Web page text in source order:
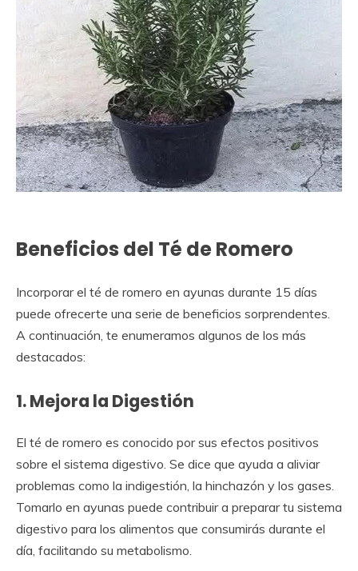
Beneficios del Té de Romero
Incorporar el té de romero en ayunas durante 15 días
puede ofrecerte una serie de beneficios sorprendentes.
A continuación, te enumeramos algunos de los más
destacados:
1. Mejora la Digestión
El té de romero es conocido por sus efectos positivos
sobre el sistema digestivo. Se dice que ayuda a aliviar
problemas como la indigestión, la hinchazón y los gases.
Tomarlo en ayunas puede contribuir a preparar tu sistema
digestivo para los alimentos que consumirás durante el
día, facilitando su metabolismo.